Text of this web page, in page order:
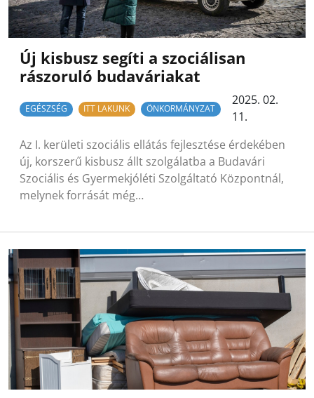
Új kisbusz segíti a szociálisan
rászoruló budaváriakat
EGÉSZSÉG ITT LAKUNK ÖNKORMÁNYZAT
2025. 02.
11.
Az I. kerületi szociális ellátás fejlesztése érdekében
új, korszerű kisbusz állt szolgálatba a Budavári
Szociális és Gyermekjóléti Szolgáltató Központnál,
melynek forrását még…